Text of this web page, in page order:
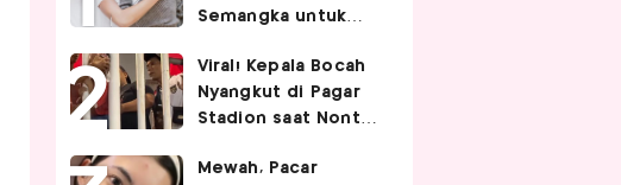
Semangka untuk
Viral! Kepala Bocah
Nyangkut di Pagar
Stadion saat Nonton
Endingnya Kocak
Mewah, Pacar